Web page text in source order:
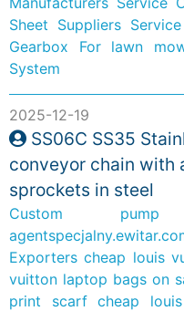
Sheet Suppliers Service
Gearbox For lawn
System
2025-12-19
SS06C SS35
conveyor chain with
sprockets in steel
Custom pump
Exporters cheap louis
vuitton laptop bags on
print scarf cheap